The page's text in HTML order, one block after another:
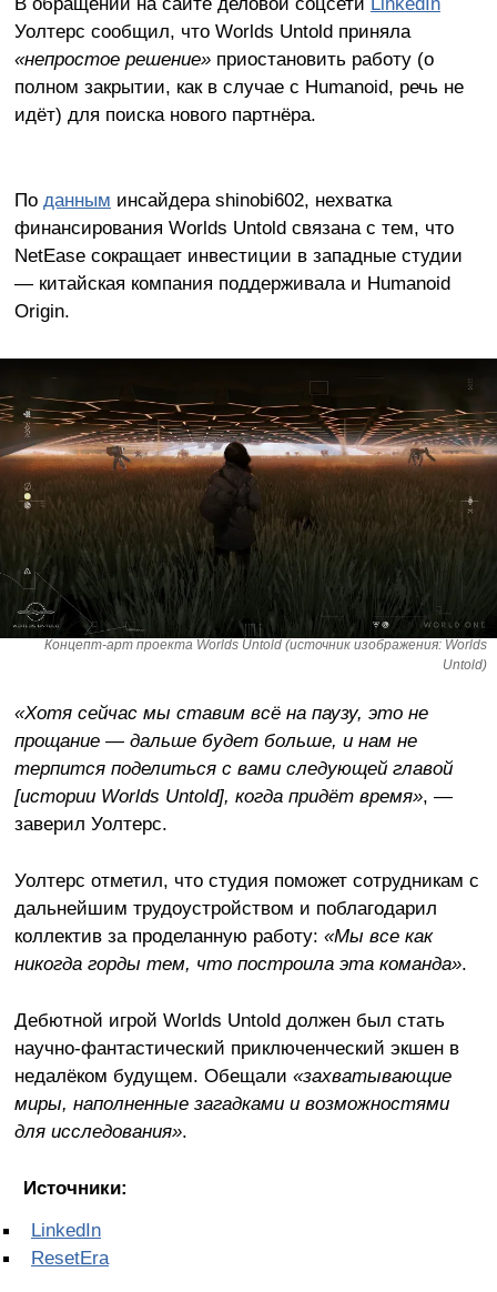
Уолтерс сообщил, что Worlds Untold приняла
«непростое решение»приостановить работу (о
полном закрытии, как в случае с Humanoid, речь не
идёт) для поиска нового партнёра.
По данным инсайдера shinobi602, нехватка
финансирования Worlds Untold связана с тем, что
NetEase сокращает инвестиции в западные студии
— китайская компания поддерживала и Humanoid
Origin.
Концепт-арт проекта Worlds Untold (источник изображения: Worlds
Untold)
«Хотя сейчас мы ставим всё на паузу, это не
прощание — дальше будет больше, и нам не
терпится поделиться с вами следующей главой
[истории Worlds Untold], когда придёт время», —
заверил Уолтерс.
Уолтерс отметил, что студия поможет сотрудникам с
дальнейшим трудоустройством и поблагодарил
коллектив за проделанную работу: «Мы все как
никогда горды тем, что построила эта команда».
Дебютной игрой Worlds Untold должен был стать
научно-фантастический приключенческий экшен в
недалёком будущем. Обещали «захватывающие
миры, наполненные загадками и возможностями
для исследования».
Источники:
LinkedIn
ResetEra